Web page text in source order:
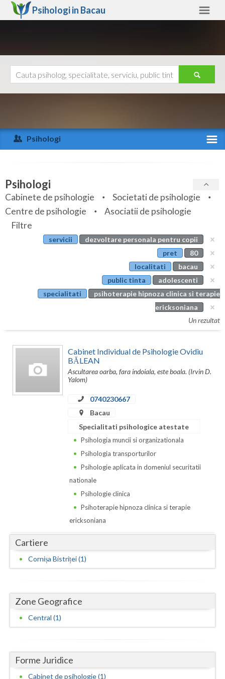
Psihologi in Bacau
Arad
Arges
Bihor
Bistrita-Nasaud
Botosani
Bucuresti
Calarasi
Constanta
Harghita
Hunedoara
Iasi
Mehedinti
Mures
Ajutor
Psihologi
Specialitati
Servicii
Articole
Evenimente
Psihologi
Cabinete de psihologie
Societati de psihologie
Centre de psihologie
Asociatii de psihologie
Filtre
servicii
dezvoltare personala pentru copii
pret
80
localitati
bacau
public tinta
adolescenti
specialitati
psihoterapie hipnoza clinica si terapie
ericksoniana
Un rezultat
Cabinet Individual de Psihologie Ovidiu
BĂLEAN
Ascultarea oarba, fara indoiala, este boala. (Irvin D.
Yalom)
0740230667
Bacau
Specialitati psihologice atestate
Psihologia muncii si organizationala
Psihologia transporturilor
Psihologie aplicata in domeniul securitatii
nationale
Psihologie clinica
Psihoterapie hipnoza clinica si terapie
ericksoniana
Cartiere
Cornișa Bistriței (1)
Zone Geografice
Central (1)
Forme Juridice
Cabinet de psihologie (1)